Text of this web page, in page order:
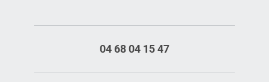
04 68 04 15 47